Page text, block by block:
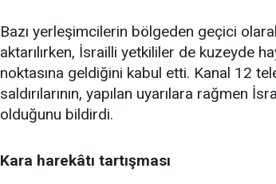
Bazı yerleşimcilerin bölgeden geçici
aktarılırken, İsrailli yetkililer de kuzeyde
noktasına geldiğini kabul etti. Kanal 12
saldırılarının, yapılan uyarılara rağmen
olduğunu bildirdi.
Kara harekâtı tartışması